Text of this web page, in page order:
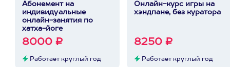
Абонемент на
индивидуальные
онлайн-занятия по
хатха-йоге
8000 ₽
Работает круглый год
Онлайн-курс игры на
хэндпане, без куратора
8250 ₽
Работает круглый год